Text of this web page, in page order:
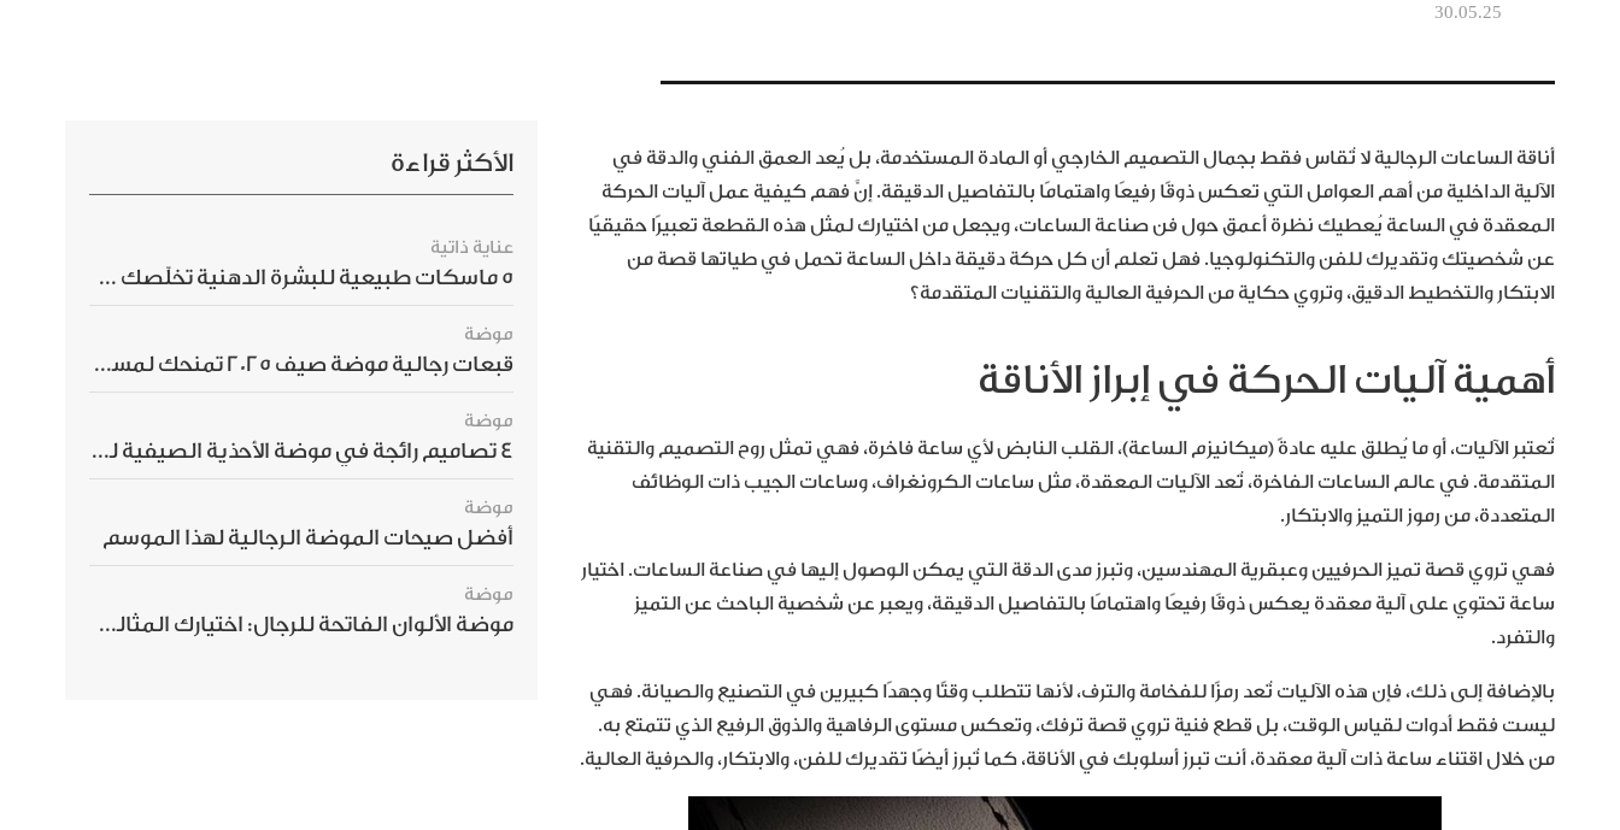
30.05.25
أناقة الساعات الرجالية لا تُقاس فقط بجمال التصميم الخارجي أو المادة المستخدمة، بل يُعد العمق الفني والدقة في
الآلية الداخلية من أهم العوامل التي تعكس ذوقًا رفيعًا واهتمامًا بالتفاصيل الدقيقة. إنَّ فهم كيفية عمل آليات الحركة
المعقدة في الساعة يُعطيك نظرة أعمق حول فن صناعة الساعات، ويجعل من اختيارك لمثل هذه القطعة تعبيرًا حقيقيًا
عن شخصيتك وتقديرك للفن والتكنولوجيا. فهل تعلم أن كل حركة دقيقة داخل الساعة تحمل في طياتها قصة من
الابتكار والتخطيط الدقيق، وتروي حكاية من الحرفية العالية والتقنيات المتقدمة؟
أهمية آليات الحركة في إبراز الأناقة
تُعتبر الآليات، أو ما يُطلق عليه عادةً (ميكانيزم الساعة)، القلب النابض لأي ساعة فاخرة، فهي تمثل روح التصميم والتقنية
المتقدمة. في عالم الساعات الفاخرة، تُعد الآليات المعقدة، مثل ساعات الكرونغراف، وساعات الجيب ذات الوظائف
المتعددة، من رموز التميز والابتكار.
فهي تروي قصة تميز الحرفيين وعبقرية المهندسين، وتبرز مدى الدقة التي يمكن الوصول إليها في صناعة الساعات. اختيار
ساعة تحتوي على آلية معقدة يعكس ذوقًا رفيعًا واهتمامًا بالتفاصيل الدقيقة، ويعبر عن شخصية الباحث عن التميز
والتفرد.
بالإضافة إلى ذلك، فإن هذه الآليات تُعد رمزًا للفخامة والترف، لأنها تتطلب وقتًا وجهدًا كبيرين في التصنيع والصيانة. فهي
ليست فقط أدوات لقياس الوقت، بل قطع فنية تروي قصة ترفك، وتعكس مستوى الرفاهية والذوق الرفيع الذي تتمتع به.
من خلال اقتناء ساعة ذات آلية معقدة، أنت تبرز أسلوبك في الأناقة، كما تُبرز أيضًا تقديرك للفن، والابتكار، والحرفية العالية.
الأكثر قراءة
عناية ذاتية
5 ماسكات طبيعية للبشرة الدهنية تخلّصك من الحبوب بسرعة
موضة
قبعات رجالية موضة صيف 2025 تمنحك لمسة أناقة استثنائية
موضة
4 تصاميم رائجة في موضة الأحذية الصيفية للرجال هذا الموسم
موضة
أفضل صيحات الموضة الرجالية لهذا الموسم
موضة
موضة الألوان الفاتحة للرجال: اختيارك المثالي لإطلالة صيفية مبهرة